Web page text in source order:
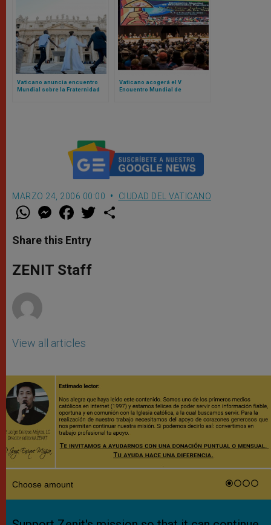
Vaticano anuncia encuentro
Mundial sobre la Fraternidad
Vaticano acogerá el V
Encuentro Mundial de
MARZO 24, 2006 00:00 CIUDAD DEL VATICANO
W
t
s
p
p
M
e
s
e
g
e
F
a
e
b
o
k
w
Share this Entry
ZENIT Staff
View all articles